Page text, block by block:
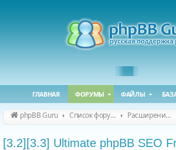
ГЛАВНАЯ ФОРУМЫ ФАЙЛЫ
phpBB Guru Список форумов Расширения phpBB
[3.2][3.3] Ultimate phpBB SEO